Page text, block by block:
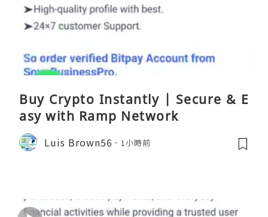
Buy Crypto Instantly | Secure & E
asy with Ramp Network
Luis Brown56 1小時前